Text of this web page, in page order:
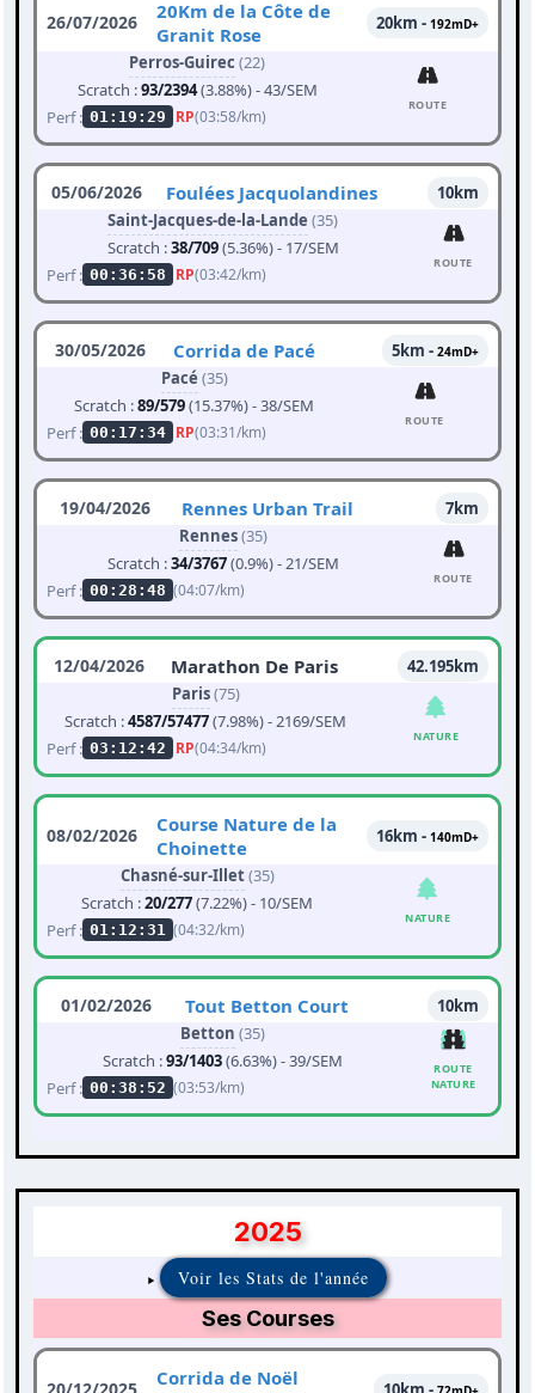
26/07/2026
20Km de la Côte de
Granit Rose
20km - 192mD+
Perros-Guirec (22)
Scratch :93/2394(3.88%) - 43/SEM
Perf : 01:19:29 RP(03:58/km)
ROUTE
05/06/2026 Foulées Jacquolandines
10km
Saint-Jacques-de-la-Lande (35)
Scratch :38/709(5.36%) - 17/SEM
Perf : 00:36:58 RP(03:42/km)
ROUTE
30/05/2026 Corrida de Pacé 5km - 24mD+
Pacé (35)
Scratch :89/579(15.37%) - 38/SEM
Perf : 00:17:34 RP(03:31/km)
ROUTE
19/04/2026 Rennes Urban Trail
7km
Rennes(35)
Scratch :34/3767(0.9%) - 21/SEM
Perf : 00:28:48 (04:07/km)
ROUTE
12/04/2026 Marathon De Paris
42.195km
Paris(75)
Scratch :4587/57477(7.98%) - 2169/SEM
Perf : 03:12:42 RP(04:34/km)
NATURE
08/02/2026
Course Nature de la
Choinette
16km - 140mD+
Chasné-sur-Illet(35)
Scratch :20/277(7.22%) - 10/SEM
Perf : 01:12:31 (04:32/km)
NATURE
01/02/2026 Tout Betton Court
10km
Betton (35)
Scratch :93/1403(6.63%) - 39/SEM
Perf : 00:38:52 (03:53/km)
ROUTE
NATURE
2025
Voir les Stats de l'année
Ses Courses
Corrida de Noël